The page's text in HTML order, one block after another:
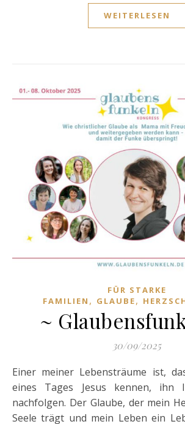
WEITERLESEN
FÜR STARKE
FAMILIEN , GLAUBE,
~
30/09/2025
Einer meiner Lebensträume ist, dass meine Kinder
eines Tages Jesus kennen, ihn
nachfolgen. Der Glaube, der mein
Seele trägt und mein Leben ein